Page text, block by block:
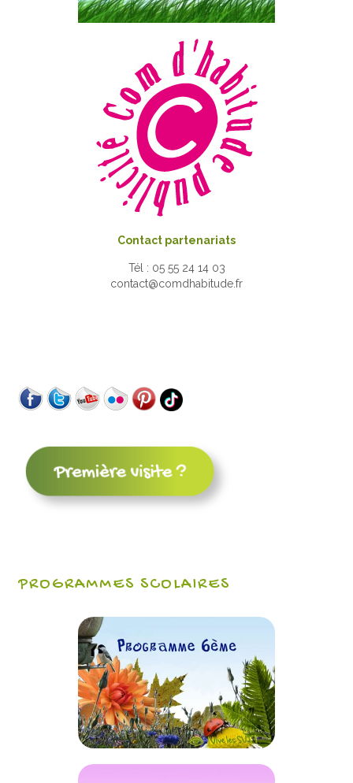
Contact partenariats
Tél : 05 55 24 14 03
contact@comdhabitude.fr
PROGRAMMES SCOLAIRES